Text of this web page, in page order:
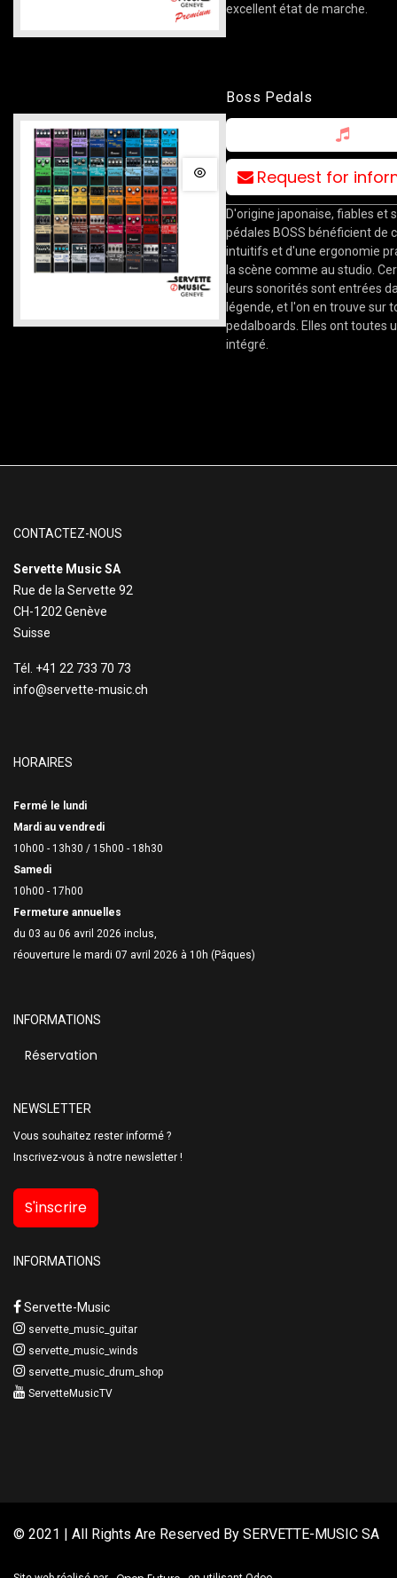
excellent état de marche.
Boss Pedals
Request for
D'origine japonaise, fiables et
pédales BOSS bénéficient de
intuitifs et d'une ergonomie
la scène comme au studio.
leurs sonorités sont entrées
légende, et l'on en trouve sur
pedalboards. Elles ont toutes
intégré.
CONTACTEZ-NOUS
Servette Music SA
Rue de la Servette 92
CH-1202 Genève
Suisse
Tél. +41 22 733 70 73
info@servette-music.ch
HORAIRES
Fermé le lundi
Mardi au vendredi
10h00 - 13h30 / 15h00 - 18h30
Samedi
10h00 - 17h00
Fermeture annuelles
du 03 au 06 avril 2026 inclus,
réouverture le mardi 07 avril 2026 à 10h (Pâques)
INFORMATIONS
Réservation
NEWSLETTER
Vous souhaitez rester informé ?
Inscrivez-vous à notre newsletter !
S'inscrire
INFORMATIONS
Servette-Music
servette_music_guitar
servette_music_winds
servette_music_drum_shop
ServetteMusicTV
© 2021 | All Rights Are Reserved By SERVETTE-MUSIC SA